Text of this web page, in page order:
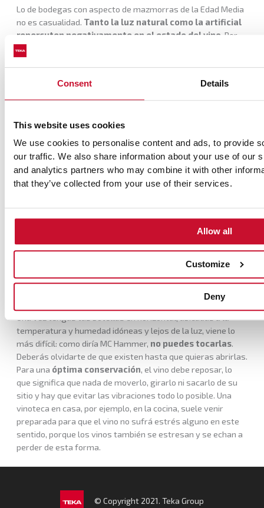
Consent Details
This website uses cookies
We use cookies to personalise content and ads, to provide
our traffic. We also share information about your use of our
and analytics partners who may combine it with other
that they’ve collected from your use of their services.
Allow all
Customize
Deny
Lo de bodegas con aspecto de mazmorras de la Edad Media
no es casualidad. Tanto la luz natural como la artificial
repercuten negativamente en el estado del vino . Por
eso, deberás tener cuidado dónde pones tus botellas o te
quedará un vinagre muy serio al ir a abrirlas. Opta por
de nuevo, plantéate la posibilidad de una vinoteca en tu casa
o en la cocina, directamente. Suelen tener este factor muy
UV no penetren en el interior, aunque tú puedas ver tus
botellas colocaditas.
Una vez tengas tus botellas en horizontal, ubicadas a la
temperatura y humedad idóneas y lejos de la luz, viene lo
más difícil: como diría MC Hammer, no puedes tocarlas.
Deberás olvidarte de que existen hasta que quieras abrirlas.
Para una óptima conservación, el vino debe reposar, lo
que significa que nada de moverlo, girarlo ni sacarlo de su
sitio y hay que evitar las vibraciones todo lo posible. Una
vinoteca en casa, por ejemplo, en la cocina, suele venir
preparada para que el vino no sufrá estrés alguno en este
sentido, porque los vinos también se estresan y se echan a
perder de esta forma.
© Copyright 2021. Teka Group